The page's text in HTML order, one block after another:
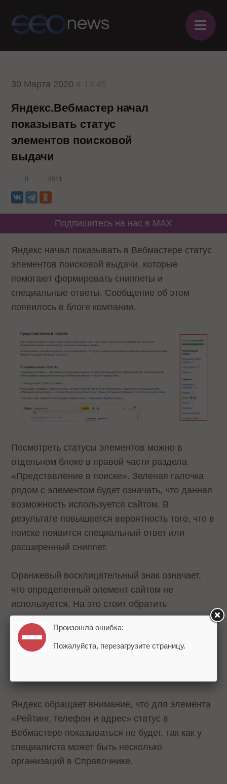
≡
30 Марта 2020
Яндекс.Вебмастер начал
показывать статус
элементов поисковой
выдачи
0 8521
Подпишитесь на нас в MAX
Яндекс начал показывать в Вебмастере статус
элементов поисковой выдачи, которые
помогают формировать сниппеты и
специальные ответы. Сообщение об этом
появилось в блоге компании.
Посмотреть статусы элементов можно в
отдельном блоке в правой части раздела
«Представление в поиске». Зеленая галочка
рядом с элементом будет означать, что данная
возможность используется сайтом. В
результате повышается вероятность того, что в
поиске появится специальный ответ или
расширенный сниппет.
Оранжевый восклицательный знак означает,
что определенный элемент сайтом не
используется. На это стоит обратить
внимание.
Общая шкала в блоке показывает, насколько
Яндекс обращает внимание, что для элемента
«Рейтинг, телефон и адрес» статус в
Вебмастере показываться не будет, так как у
специалиста может быть несколько
организаций в Справочнике.
Произошла ошибка:
Пожалуйста, перезагрузите страницу.